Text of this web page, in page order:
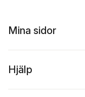
Mina sidor
Hjälp